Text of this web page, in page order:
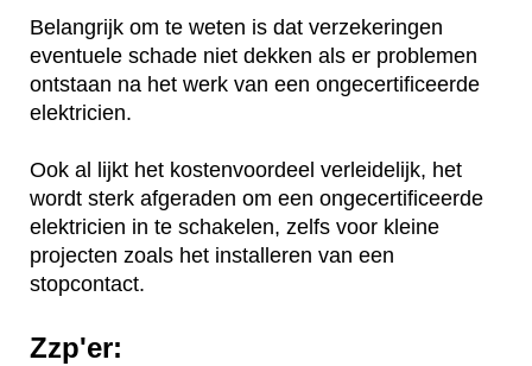
Belangrijk om te weten is dat verzekeringen
eventuele schade niet dekken als er problemen
ontstaan na het werk van een ongecertificeerde
elektricien.
Ook al lijkt het kostenvoordeel verleidelijk, het
wordt sterk afgeraden om een ongecertificeerde
elektricien in te schakelen, zelfs voor kleine
projecten zoals het installeren van een
stopcontact.
Zzp'er: